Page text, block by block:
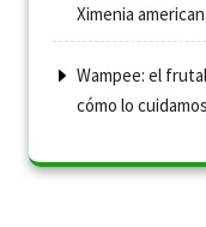
Ximenia
Wampee: el
cómo lo